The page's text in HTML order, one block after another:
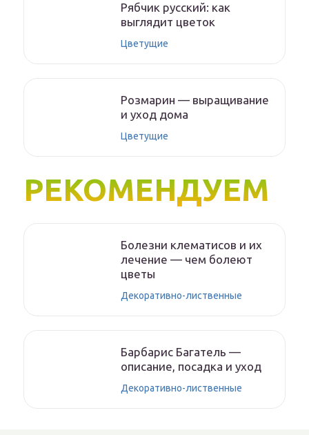
Рябчик русский: как
выглядит цветок
Цветущие
Розмарин — выращивание
и уход дома
Цветущие
РЕКОМЕНДУЕМ
Болезни клематисов и их
лечение — чем болеют
цветы
Декоративно-лиственные
Барбарис Багатель —
описание, посадка и уход
Декоративно-лиственные